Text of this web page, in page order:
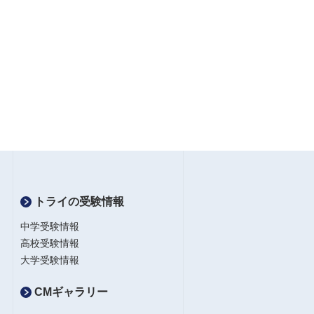
トライの受験情報
中学受験情報
高校受験情報
大学受験情報
CMギャラリー